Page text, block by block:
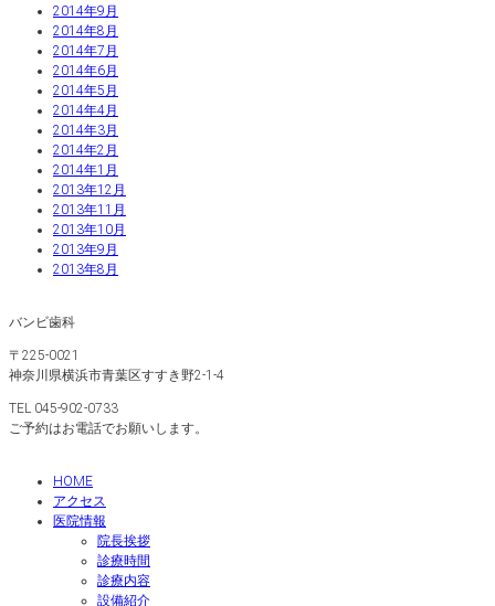
2014年9月
2014年8月
2014年7月
2014年6月
2014年5月
2014年4月
2014年3月
2014年2月
2014年1月
2013年12月
2013年11月
2013年10月
2013年9月
2013年8月
バンビ歯科
〒225-0021
神奈川県横浜市青葉区すすき野2-1-4
TEL 045-902-0733
ご予約はお電話でお願いします。
HOME
アクセス
医院情報
院長挨拶
診療時間
診療内容
設備紹介